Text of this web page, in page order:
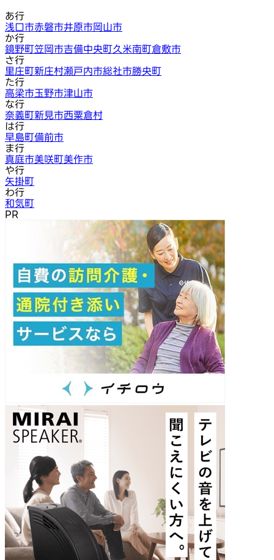
あ行
浅口市赤磐市井原市岡山市
か行
鏡野町笠岡市吉備中央町久米南町倉敷市
さ行
里庄町新庄村瀬戸内市総社市勝央町
た行
高梁市玉野市津山市
な行
奈義町新見市西粟倉村
は行
早島町備前市
ま行
真庭市美咲町美作市
や行
矢掛町
わ行
和気町
PR